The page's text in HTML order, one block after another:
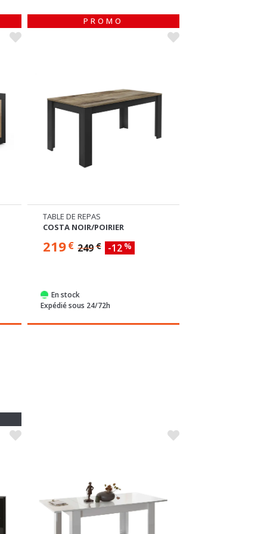
PROMO
TABLE DE REPAS
COSTA NOIR/POIRIER
219€ 249€ -12 %
En stock
Expédié sous 24/72h